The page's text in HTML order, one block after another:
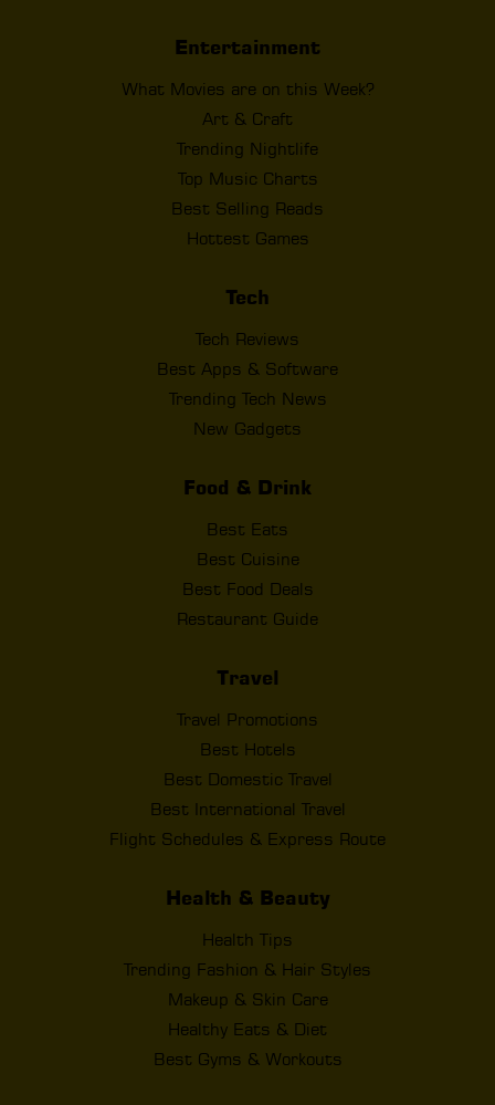
Entertainment
What Movies are on this Week?
Art & Craft
Trending Nightlife
Top Music Charts
Best Selling Reads
Hottest Games
Tech
Tech Reviews
Best Apps & Software
Trending Tech News
New Gadgets
Food & Drink
Best Eats
Best Cuisine
Best Food Deals
Restaurant Guide
Travel
Travel Promotions
Best Hotels
Best Domestic Travel
Best International Travel
Flight Schedules & Express Route
Health & Beauty
Health Tips
Trending Fashion & Hair Styles
Makeup & Skin Care
Healthy Eats & Diet
Best Gyms & Workouts